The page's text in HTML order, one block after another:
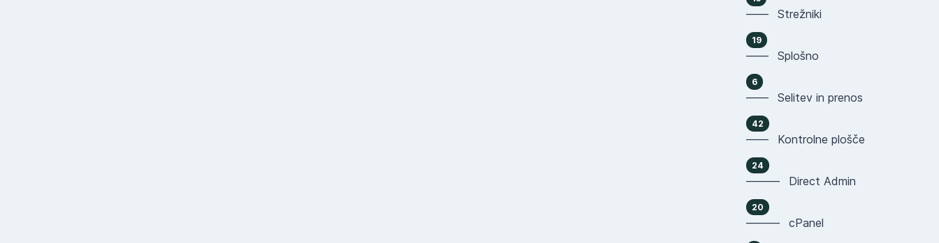
—— Strežniki
19
—— Splošno
6
—— Selitev in prenos
42
—— Kontrolne plošče
24
——— Direct Admin
20
——— cPanel